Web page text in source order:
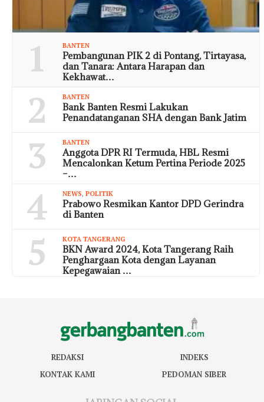
1 BANTEN
Pembangunan PIK 2 di Pontang, Tirtayasa,
dan Tanara: Antara Harapan dan
Kekhawat…
2 BANTEN
Bank Banten Resmi Lakukan
Penandatanganan SHA dengan Bank Jatim
3 BANTEN
Anggota DPR RI Termuda, HBL Resmi
Mencalonkan Ketum Pertina Periode 2025
–…
4 NEWS, POLITIK
Prabowo Resmikan Kantor DPD Gerindra
di Banten
5 KOTA TANGERANG
BKN Award 2024, Kota Tangerang Raih
Penghargaan Kota dengan Layanan
Kepegawaian …
REDAKSI
INDEKS
KONTAK KAMI
PEDOMAN SIBER